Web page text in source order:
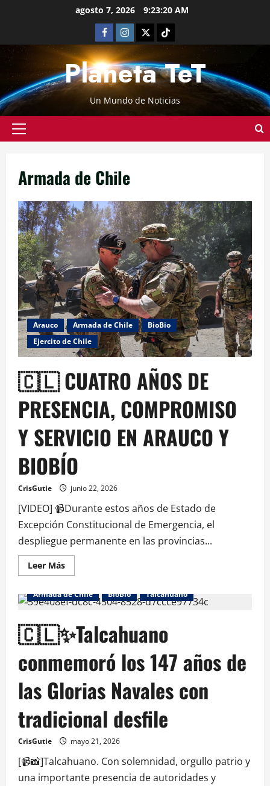
agosto 7, 2026 9:23:21 AM
Planeta TeT
Un Mundo de Noticias
Armada de Chile
Arauco Armada de Chile
BioBio
Ejercito de Chile
🇨🇱 CUATRO AÑOS DE
PRESENCIA, COMPROMISO
Y SERVICIO EN ARAUCO Y
BIOBÍO
CrisGutie junio 22, 2026
[VIDEO] 📹Durante estos años de Estado de
Excepción Constitucional de Emergencia, el
despliegue permanente en las provincias...
Leer Más
Armada de Chile BioBio Talcahuano
🇨🇱✨Talcahuano
conmemoró los 147 años de
las Glorias Navales con
tradicional desfile
CrisGutie mayo 21, 2026
[📹📸]Talcahuano. Con solemnidad, orgullo patrio y
una importante presencia de autoridades y